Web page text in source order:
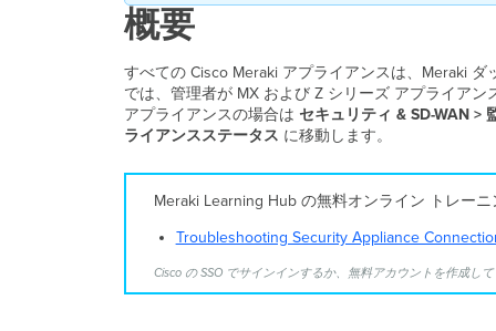
概要
すべての Cisco Meraki アプライアンスは、Meraki
では、管理者が MX および Z シリーズ アプライア
アプライアンスの場合は セキュリティ & SD-WAN >
ライアンスステータス に移動します。
Meraki Learning Hub の無料オンライン トレー
Troubleshooting Security Appliance
Cisco の SSO でサインインするか、無料アカウントを作成し